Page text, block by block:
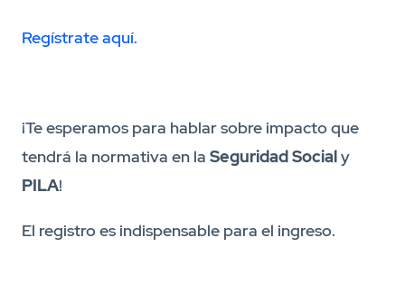
Regístrate aquí.
¡Te esperamos para hablar sobre impacto que
tendrá la normativa en la Seguridad Socialy
PILA!
El registro es indispensable para el ingreso.